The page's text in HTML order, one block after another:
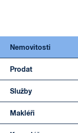
Nemovitosti
Prodat
Služby
Makléři